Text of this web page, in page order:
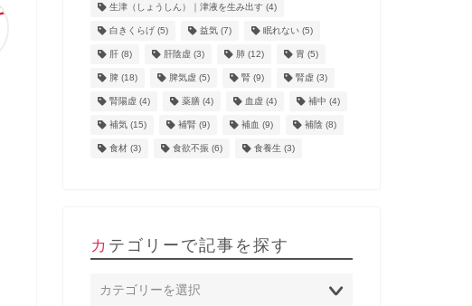
生津（しょうしん）｜津液を生み出す(4)
白きくらげ(5) 益気(7) 眠れない(5)
肝(8) 肝陰虚(3) 肺(12) 胃 (5)
脾(18) 脾気虚(5) 腎(9) 腎虚(3)
腎陽虚(4) 薬膳(4) 血虚(4) 補中 (4)
補気(15) 補腎(9) 補血 (9) 補陰(8)
食材(3) 食欲不振 (6) 食養生 (3)
カテゴリーで記事を探す